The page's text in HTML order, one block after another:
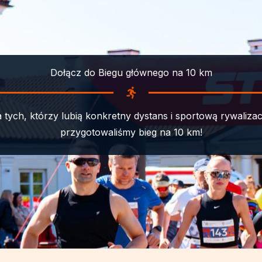
Dołącz do Biegu głównego na 10 km
tych, którzy lubią konkretny dystans i sportową
przygotowaliśmy bieg na 10 km!